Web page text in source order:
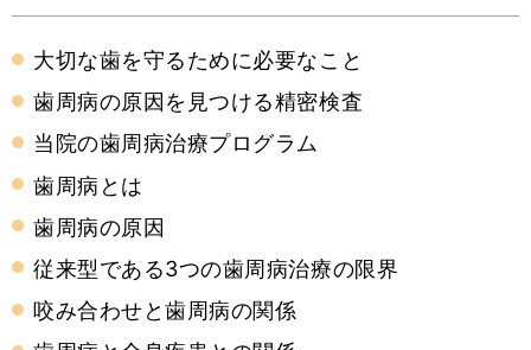
大切な歯を守るために必要なこと
歯周病の原因を見つける精密検査
当院の歯周病治療プログラム
歯周病とは
歯周病の原因
従来型である3つの歯周病治療の限界
咬み合わせと歯周病の関係